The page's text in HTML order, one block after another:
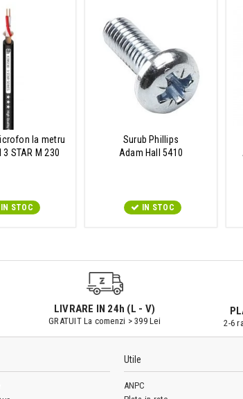
la metru
STAR M 230
IN STOC
Surub Phillips
Adam Hall 5410
IN STOC
LIVRARE IN 24h (L - V)
GRATUIT La comenzi > 399 Lei 2-6
Utile
ANPC